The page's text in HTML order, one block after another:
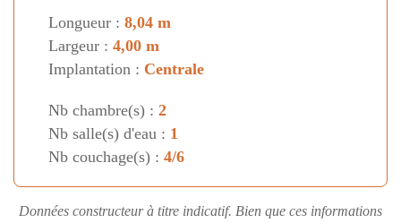
Longueur : 8,04 m
Largeur : 4,00 m
Implantation : Centrale
Nb chambre(s) : 2
Nb salle(s) d'eau : 1
Nb couchage(s) : 4/6
Données constructeur à titre indicatif. Bien que ces informations